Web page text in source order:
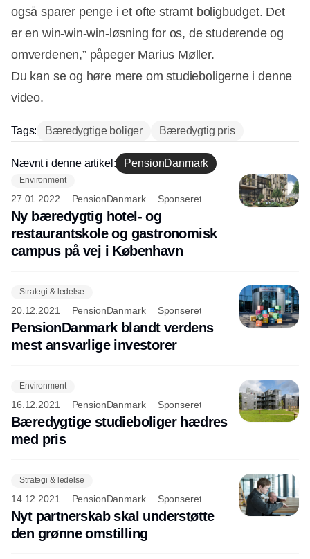
også sparer penge i et ofte stramt boligbudget. Det
er en win-win-win-løsning for os, de studerende og
omverdenen,” påpeger Marius Møller.
Du kan se og høre mere om studieboligerne i denne
video.
Tags: Bæredygtige boliger Bæredygtig pris
Nævnt i denne artikel: PensionDanmark
Environment
27.01.2022 PensionDanmark Sponseret
Ny bæredygtig hotel- og
restaurantskole og gastronomisk
campus på vej i København
Strategi & ledelse
20.12.2021 PensionDanmark Sponseret
PensionDanmark blandt verdens
mest ansvarlige investorer
Environment
16.12.2021 PensionDanmark Sponseret
Bæredygtige studieboliger hædres
med pris
Strategi & ledelse
14.12.2021 PensionDanmark Sponseret
Nyt partnerskab skal understøtte
den grønne omstilling